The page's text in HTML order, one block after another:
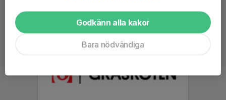
Godkänn alla kakor
Bara nödvändiga